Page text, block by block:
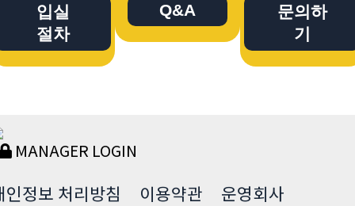
입실
절차
Q&A
문의하
기
MANAGER LOGIN
인정보 처리방침 이용약관 운영회사